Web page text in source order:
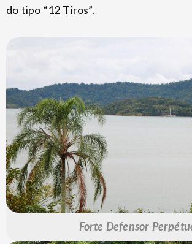
do tipo “12 Tiros”.
Forte Defensor